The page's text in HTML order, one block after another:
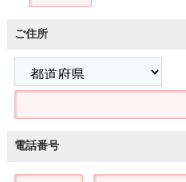
ご住所
電話番号